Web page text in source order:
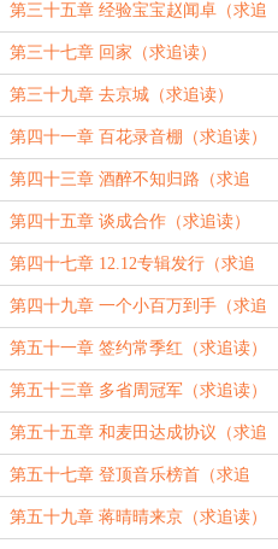
第三十五章 经验宝宝赵闻卓（求追
读）
第三十七章 回家（求追读）
第三十九章 去京城（求追读）
第四十一章 百花录音棚（求追读）
第四十三章 酒醉不知归路（求追
读）
第四十五章 谈成合作（求追读）
第四十七章 12.12专辑发行（求追
读）
第四十九章 一个小百万到手（求追
读）
第五十一章 签约常季红（求追读）
第五十三章 多省周冠军（求追读）
第五十五章 和麦田达成协议（求追
读）
第五十七章 登顶音乐榜首（求追
读）
第五十九章 蒋晴晴来京（求追读）